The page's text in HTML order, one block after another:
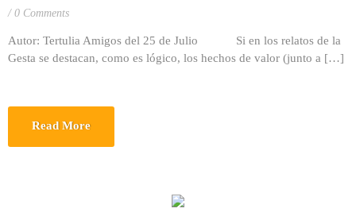
0 Comments
Autor: Tertulia Amigos del 25 de Julio Si en los relatos de la
Gesta se destacan, como es lógico, los hechos de valor (junto a […]
Read More